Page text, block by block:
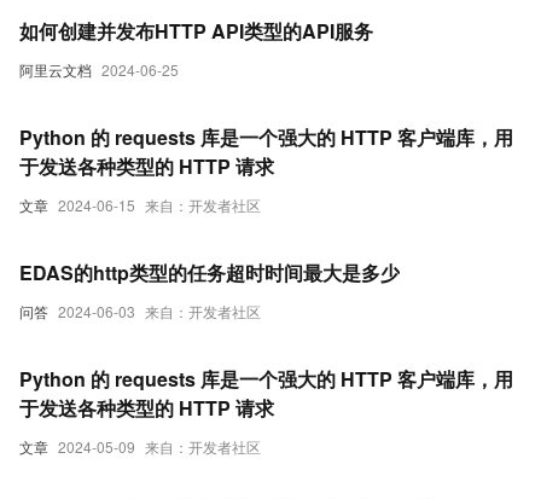
阿里云文档 2024-06-25
如何创建并发布HTTP API类型的API服务
文章 2024-06-15 来自：开发者社区
Python 的 requests 库是一个强大的 HTTP 客户端库，用
于发送各种类型的 HTTP 请求
问答 2024-06-03 来自：开发者社区
EDAS的http类型的任务超时时间最大是多少
文章 2024-05-09 来自：开发者社区
Python 的 requests 库是一个强大的 HTTP 客户端库，用
于发送各种类型的 HTTP 请求